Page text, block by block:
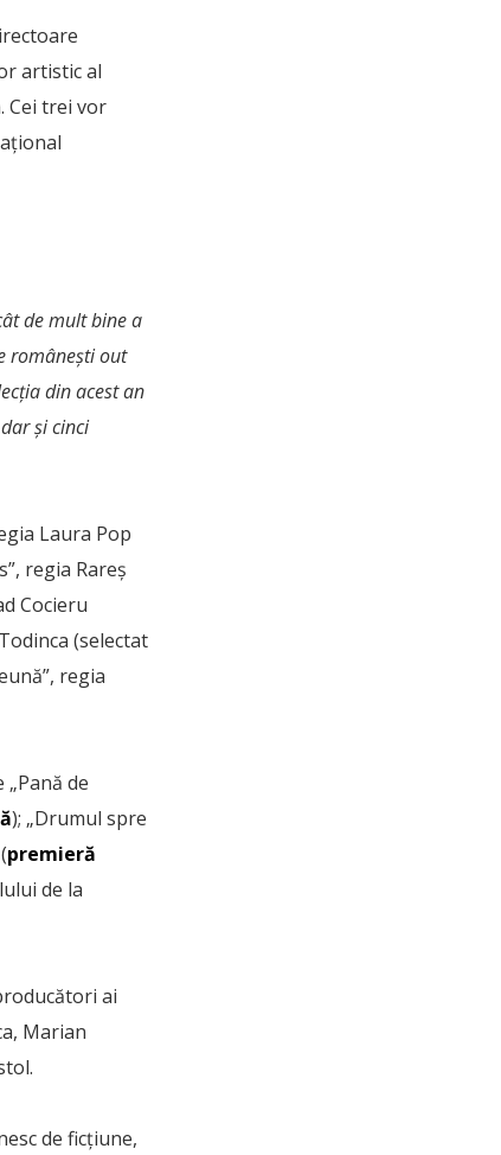
artistic al
Cei trei vor
de mult bine a
românești out
din acest an
și cinci
Laura Pop
regia Rareș
Cocieru
(selectat
regia
de
); „Drumul spre
premieră
de la
ai
Marian
de ficțiune,